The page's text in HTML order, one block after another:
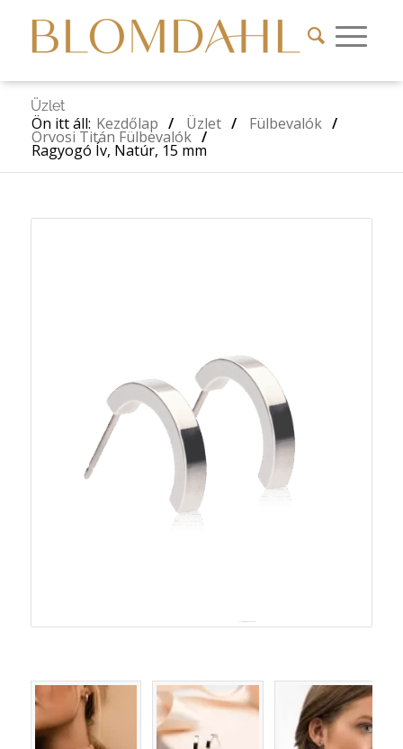
Üzlet
Ön itt áll: Kezdőlap / Üzlet / Fülbevalók /
Orvosi Titán Fülbevalók /
Ragyogó Ív, Natúr, 15 mm